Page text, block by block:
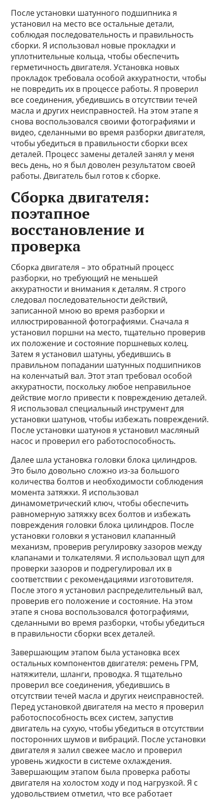
После установки шатунного подшипника я
установил на место все остальные детали,
соблюдая последовательность и правильность
сборки. Я использовал новые прокладки и
уплотнительные кольца, чтобы обеспечить
герметичность двигателя. Установка новых
прокладок требовала особой аккуратности, чтобы
не повредить их в процессе работы. Я проверил
все соединения, убедившись в отсутствии течей
масла и других неисправностей. На этом этапе я
снова воспользовался своими фотографиями и
видео, сделанными во время разборки двигателя,
чтобы убедиться в правильности сборки всех
деталей. Процесс замены деталей занял у меня
весь день, но я был доволен результатом своей
работы. Двигатель был готов к сборке.
Сборка двигателя:
поэтапное
восстановление и
проверка
Сборка двигателя – это обратный процесс
разборки, но требующий не меньшей
аккуратности и внимания к деталям. Я строго
следовал последовательности действий,
записанной мною во время разборки и
иллюстрированной фотографиями. Сначала я
установил поршни на место, тщательно проверив
их положение и состояние поршневых колец.
Затем я установил шатуны, убедившись в
правильном попадании шатунных подшипников
на коленчатый вал. Этот этап требовал особой
аккуратности, поскольку любое неправильное
действие могло привести к повреждению деталей.
Я использовал специальный инструмент для
установки шатунов, чтобы избежать повреждений.
После установки шатунов я установил масляный
насос и проверил его работоспособность.
Далее шла установка головки блока цилиндров.
Это было довольно сложно из-за большого
количества болтов и необходимости соблюдения
момента затяжки. Я использовал
динамометрический ключ, чтобы обеспечить
равномерную затяжку всех болтов и избежать
повреждения головки блока цилиндров. После
установки головки я установил клапанный
механизм, проверив регулировку зазоров между
клапанами и толкателями. Я использовал щуп для
проверки зазоров и подрегулировал их в
соответствии с рекомендациями изготовителя.
После этого я установил распределительный вал,
проверив его положение и состояние. На этом
этапе я снова воспользовался фотографиями,
сделанными во время разборки, чтобы убедиться
в правильности сборки всех деталей.
Завершающим этапом была установка всех
остальных компонентов двигателя: ремень ГРМ,
натяжители, шланги, проводка. Я тщательно
проверил все соединения, убедившись в
отсутствии течей масла и других неисправностей.
Перед установкой двигателя на место я проверил
работоспособность всех систем, запустив
двигатель на сухую, чтобы убедиться в отсутствии
посторонних шумов и вибраций. После установки
двигателя я залил свежее масло и проверил
уровень жидкости в системе охлаждения.
Завершающим этапом была проверка работы
двигателя на холостом ходу и под нагрузкой. Я с
удовольствием отметил, что все работает